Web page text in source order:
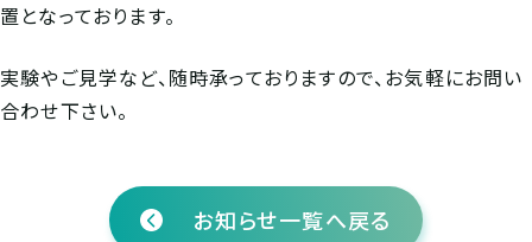
置となっております。
実験やご見学など、随時承っておりますので、お気軽にお問い
合わせ下さい。
お知らせ一覧へ戻る